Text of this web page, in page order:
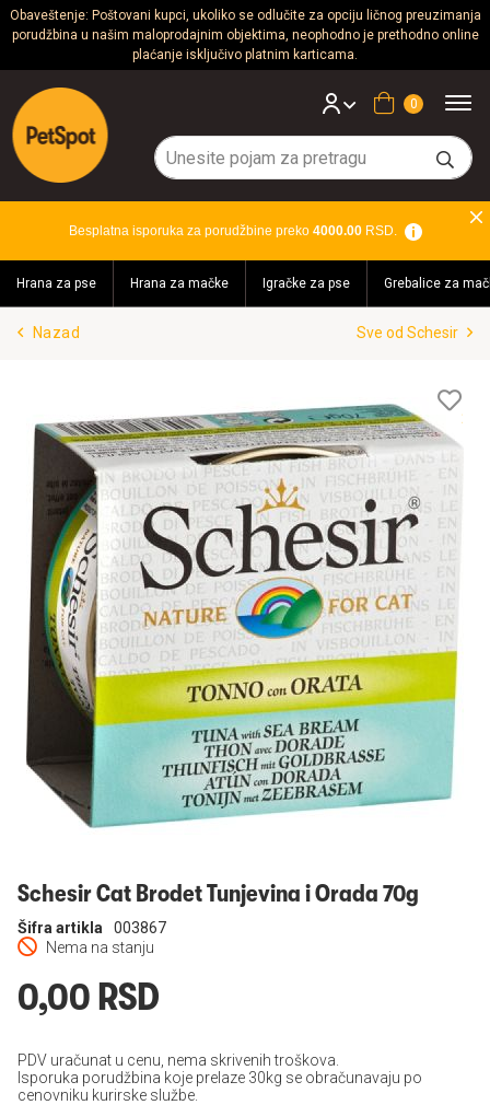
Obaveštenje: Poštovani kupci, ukoliko se odlučite za opciju ličnog preuzimanja
porudžbina u našim maloprodajnim objektima, neophodno je prethodno online
plaćanje isključivo platnim karticama.
Psi
Mačke
Glodari
Akvaristika
Teraristika
Brendovi
Akcija!
Prijavi se
Korpa
Besplatna isporuka za porudžbine preko 4000.00RSD.
Hrana za pse Hrana za mačke Igračke za pse Grebalice za
Nazad Sve od Schesir
Schesir Cat Brodet Tunjevina i Orada 70g
Nema na stanju
Šifra artikla 003867
0,00 RSD
PDV uračunat u cenu, nema skrivenih troškova.
Isporuka porudžbina koje prelaze 30kg se obračunavaju po
cenovniku kurirske službe.